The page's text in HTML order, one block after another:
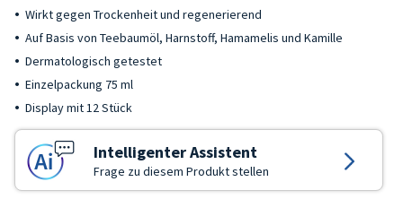
Wirkt gegen Trockenheit und regenerierend
Auf Basis von Teebaumöl, Harnstoff, Hamamelis und Kamille
Dermatologisch getestet
Einzelpackung 75 ml
Display mit 12 Stück
Intelligenter Assistent
Frage zu diesem Produkt stellen